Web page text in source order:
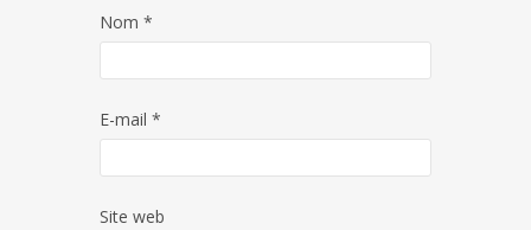
Nom *
E-mail *
Site web